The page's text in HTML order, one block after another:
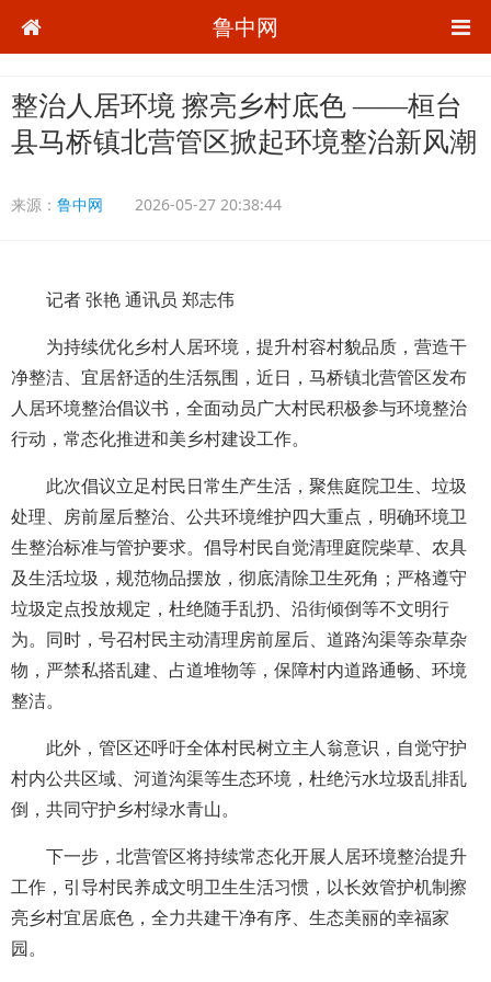
鲁中网
整治人居环境 擦亮乡村底色 ——桓台
县马桥镇北营管区掀起环境整治新风潮
来源： 鲁中网 2026-05-27 20:38:44
记者 张艳 通讯员 郑志伟
为持续优化乡村人居环境，提升村容村貌品质，营造干
净整洁、宜居舒适的生活氛围，近日，马桥镇北营管区发布
人居环境整治倡议书，全面动员广大村民积极参与环境整治
行动，常态化推进和美乡村建设工作。
此次倡议立足村民日常生产生活，聚焦庭院卫生、垃圾
处理、房前屋后整治、公共环境维护四大重点，明确环境卫
生整治标准与管护要求。倡导村民自觉清理庭院柴草、农具
及生活垃圾，规范物品摆放，彻底清除卫生死角；严格遵守
垃圾定点投放规定，杜绝随手乱扔、沿街倾倒等不文明行
为。同时，号召村民主动清理房前屋后、道路沟渠等杂草杂
物，严禁私搭乱建、占道堆物等，保障村内道路通畅、环境
整洁。
此外，管区还呼吁全体村民树立主人翁意识，自觉守护
村内公共区域、河道沟渠等生态环境，杜绝污水垃圾乱排乱
倒，共同守护乡村绿水青山。
下一步，北营管区将持续常态化开展人居环境整治提升
工作，引导村民养成文明卫生生活习惯，以长效管护机制擦
亮乡村宜居底色，全力共建干净有序、生态美丽的幸福家
园。